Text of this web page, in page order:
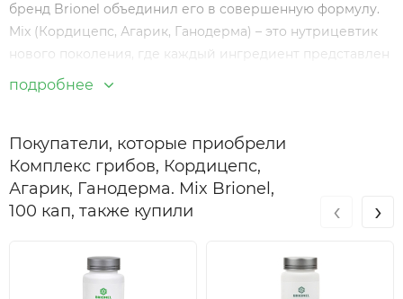
бренд Brionel объединил его в совершенную формулу.
Mix (Кордицепс, Агарик, Ганодерма) – это нутрицевтик
нового поколения, где каждый ингредиент представлен
в виде высококонцентрированного экстракта. Это
Ключевые преимущества комплекса Mix
Тройная синергия: Взаимодополняющее действие трех
легендарных грибов для системного воздействия на все
Экстракция 20:1: Каждая капсула содержит максимально
доступную концентрацию активных полисахаридов.
подробнее
Покупатели, которые приобрели
Комплекс грибов, Кордицепс,
Агарик, Ганодерма. Mix Brionel,
100 кап, также купили
‹ ›